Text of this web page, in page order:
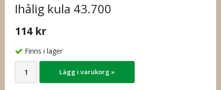
Ihålig kula 43.700
114 kr
Finns i lager
Lägg i varukorg »